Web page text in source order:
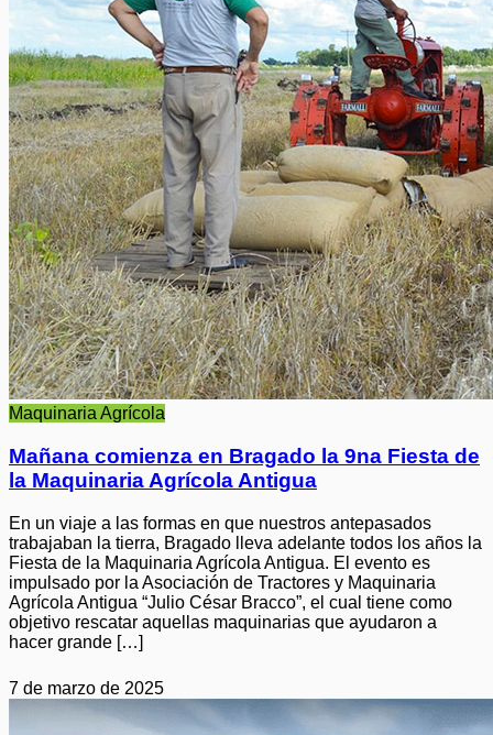
Maquinaria Agrícola
Mañana comienza en Bragado la 9na Fiesta de
la Maquinaria Agrícola Antigua
En un viaje a las formas en que nuestros antepasados
trabajaban la tierra, Bragado lleva adelante todos los años la
Fiesta de la Maquinaria Agrícola Antigua. El evento es
impulsado por la Asociación de Tractores y Maquinaria
Agrícola Antigua “Julio César Bracco”, el cual tiene como
objetivo rescatar aquellas maquinarias que ayudaron a
hacer grande […]
7 de marzo de 2025